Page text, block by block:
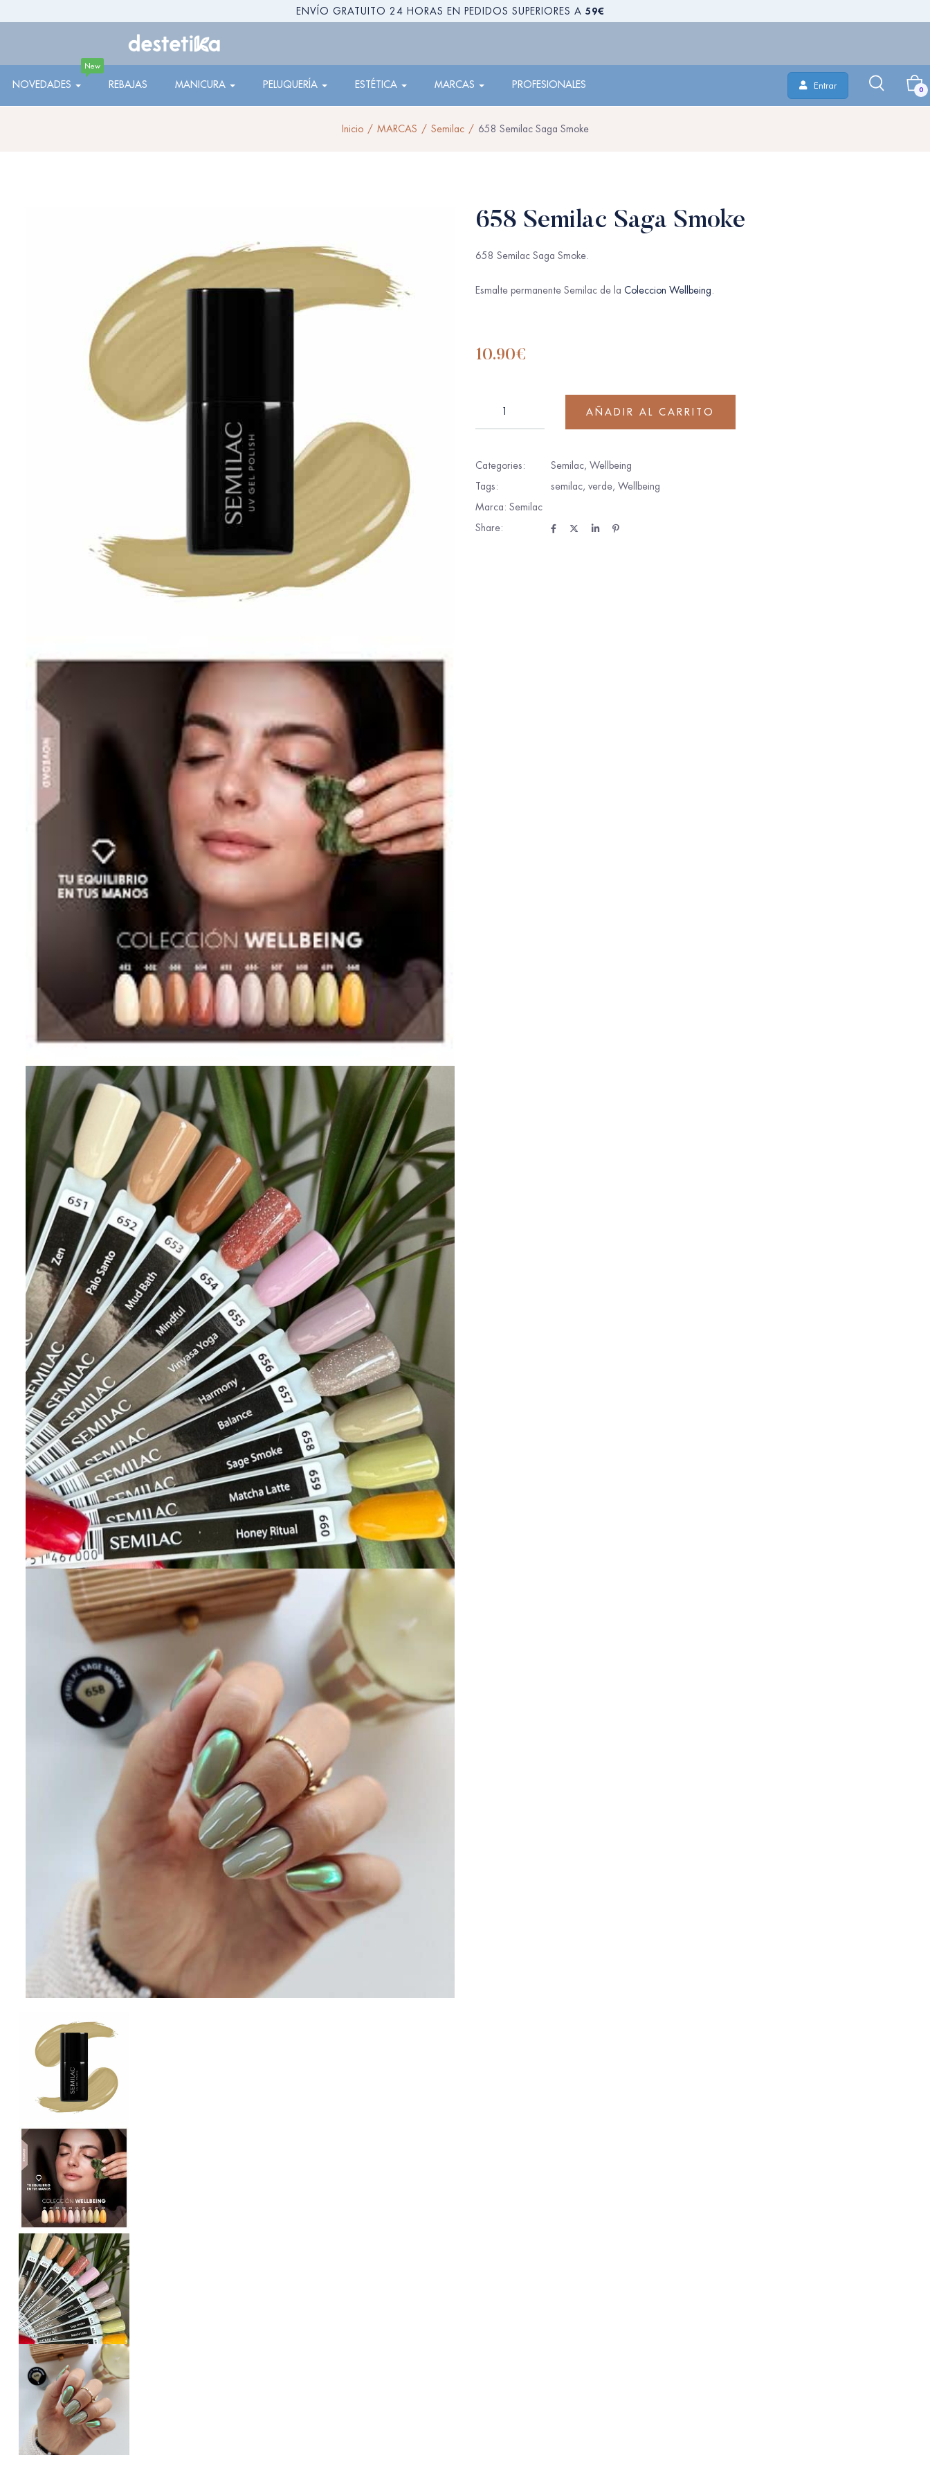
ENVÍO GRATUITO 24 HORAS EN PEDIDOS SUPERIORES A 59€
NOVEDADES
New
REBAJAS MANICURA PELUQUERÍA ESTÉTICA MARCAS PROFESIONALES Entrar 0
Inicio MARCAS Semilac 658 Semilac Saga Smoke
658 Semilac Saga Smoke
658 Semilac Saga Smoke.
Esmalte permanente Semilac de la Coleccion Wellbeing.
10.90€
AÑADIR AL CARRITO
Categories: Semilac, Wellbeing
Tags:
semilac, verde, Wellbeing
Marca: Semilac
Share: